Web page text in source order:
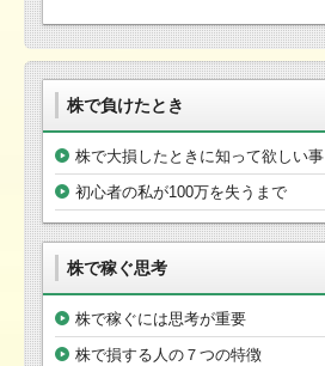
株で負けたとき
株で大損したときに知って欲しい事
初心者の私が100万を失うまで
株で稼ぐ思考
株で稼ぐには思考が重要
株で損する人の７つの特徴